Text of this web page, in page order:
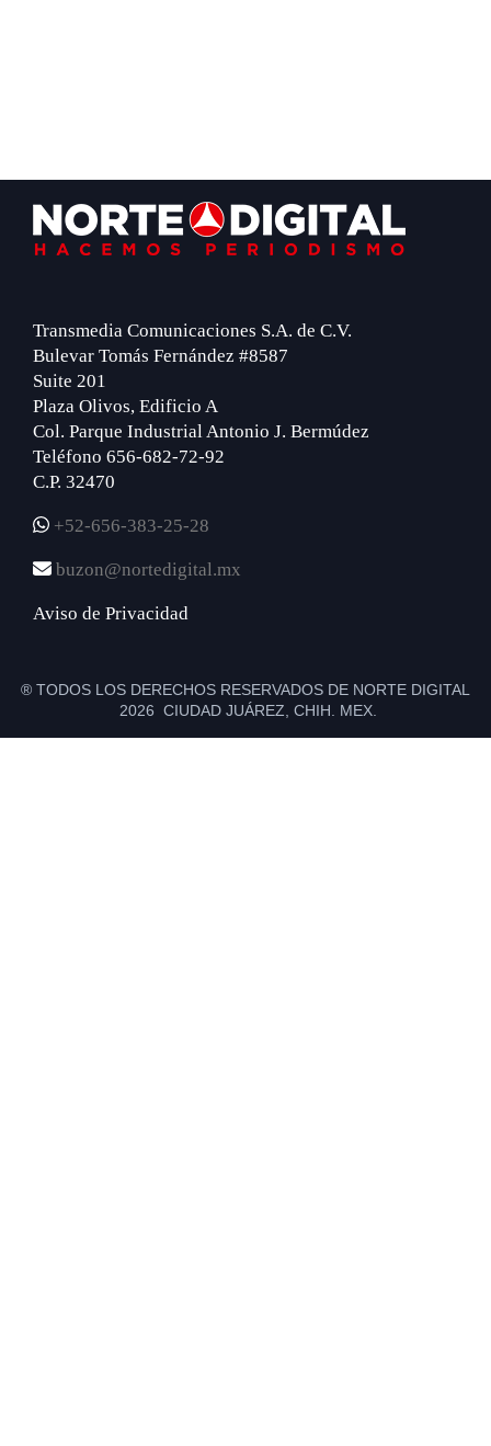
Footer
Transmedia Comunicaciones S.A. de C.V.
Bulevar Tomás Fernández #8587
Suite 201
Plaza Olivos, Edificio A
Col. Parque Industrial Antonio J. Bermúdez
Teléfono 656-682-72-92
C.P. 32470
+52-656-383-25-28
buzon@nortedigital.mx
Aviso de Privacidad
® TODOS LOS DERECHOS RESERVADOS DE NORTE DIGITAL
2026 CIUDAD JUÁREZ, CHIH. MEX.